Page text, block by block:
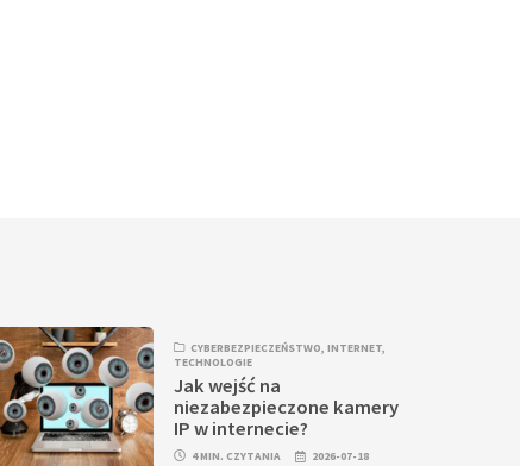
CYBERBEZPIECZEŃSTWO,INTERNET,
TECHNOLOGIE
Jak wejść na
niezabezpieczone kamery
IP w internecie?
4 MIN. CZYTANIA 2026-07-18